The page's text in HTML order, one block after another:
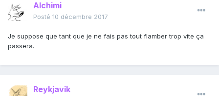
Alchimi
Posté 10 décembre 2017
Je suppose que tant que je ne fais pas tout flamber trop vite ça
passera.
Reykjavik